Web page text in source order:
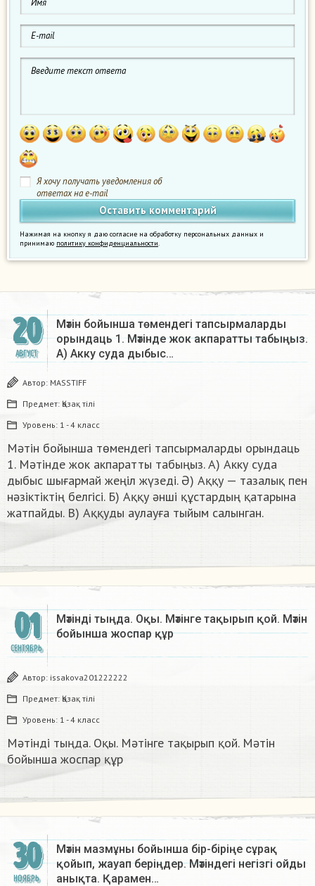
Я хочу получать уведомления об
ответах на e-mail
Нажимая на кнопку я даю согласие на обработку персональных данных и
принимаю политику конфиденциальности.
20
АВГУСТ
Мәтін бойынша төмендегі тапсырмаларды
орындаць 1. Мәтінде жок акпаратты табыңыз.
А) Акку суда дыбыс…
Автор: MASSTIFF
Предмет: Қазақ тiлi
Уровень: 1 - 4 класс
Мәтін бойынша төмендегі тапсырмаларды орындаць
1. Мәтінде жок акпаратты табыңыз. А) Акку суда
дыбыс шығармай жеңіл жүзеді. Ә) Аққу — тазалық пен
нәзіктіктің белгісі. Б) Аққу әнші құстардың қатарына
жатпайды. В) Аққуды аулауға тыйым салынган.
01
СЕНТЯБРЬ
Мәтінді тыңда. Оқы. Мәтінге тақырып қой. Мәтін
бойынша жоспар құр
Автор: issakova201222222
Предмет: Қазақ тiлi
Уровень: 1 - 4 класс
Мәтінді тыңда. Оқы. Мәтінге тақырып қой. Мәтін
бойынша жоспар құр
30
НОЯБРЬ
Мәтін мазмұны бойынша бір-біріңе сұрақ
қойып, жауап беріңдер. Мәтіндегі негізгі ойды
анықта. Қарамен…